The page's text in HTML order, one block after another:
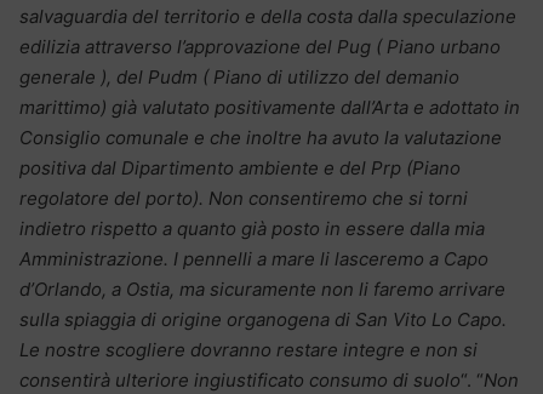
salvaguardia del territorio e della costa dalla speculazione
edilizia attraverso l’approvazione del Pug ( Piano urbano
generale ), del Pudm ( Piano di utilizzo del demanio
marittimo) già valutato positivamente dall’Arta e adottato in
Consiglio comunale e che inoltre ha avuto la valutazione
positiva dal Dipartimento ambiente e del Prp (Piano
regolatore del porto). Non consentiremo che si torni
indietro rispetto a quanto già posto in essere dalla mia
Amministrazione. I pennelli a mare li lasceremo a Capo
d’Orlando, a Ostia, ma sicuramente non li faremo arrivare
sulla spiaggia di origine organogena di San Vito Lo Capo.
Le nostre scogliere dovranno restare integre e non si
consentirà ulteriore ingiustificato consumo di suolo“. “Non